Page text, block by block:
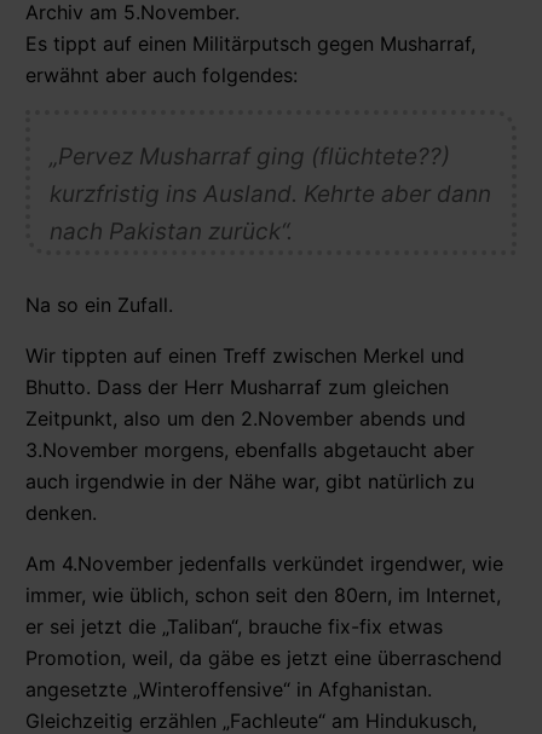
Archiv am 5.November.
Es tippt auf einen Militärputsch gegen Musharraf,
erwähnt aber auch folgendes:
„Pervez Musharraf ging (flüchtete??)
kurzfristig ins Ausland. Kehrte aber dann
nach Pakistan zurück“.
Na so ein Zufall.
Wir tippten auf einen Treff zwischen Merkel und
Bhutto. Dass der Herr Musharraf zum gleichen
Zeitpunkt, also um den 2.November abends und
3.November morgens, ebenfalls abgetaucht aber
auch irgendwie in der Nähe war, gibt natürlich zu
denken.
Am 4.November jedenfalls verkündet irgendwer, wie
immer, wie üblich, schon seit den 80ern, im Internet,
er sei jetzt die „Taliban“, brauche fix-fix etwas
Promotion, weil, da gäbe es jetzt eine überraschend
angesetzte „Winteroffensive“ in Afghanistan.
Gleichzeitig erzählen „Fachleute“ am Hindukusch,